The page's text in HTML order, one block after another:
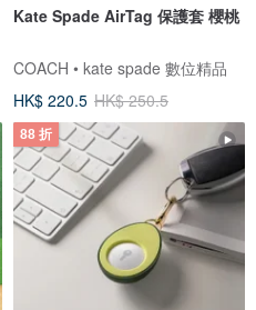
Kate Spade AirTag 保護套 櫻桃
COACH • kate spade 數位精品
HK$ 220.5 HK$ 250.5
88 折